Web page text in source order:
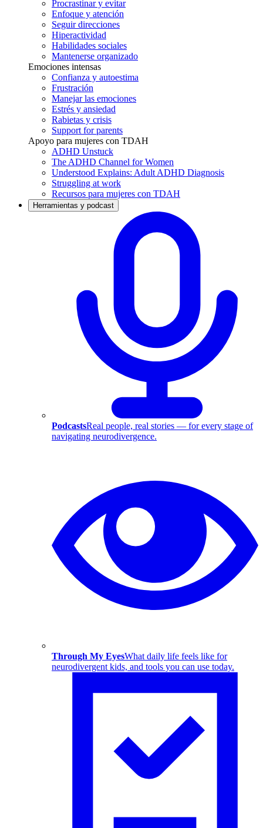
Procrastinar y evitar
Enfoque y atención
Seguir direcciones
Hiperactividad
Habilidades sociales
Mantenerse organizado
Emociones intensas
Confianza y autoestima
Frustración
Manejar las emociones
Estrés y ansiedad
Rabietas y crisis
Support for parents
Apoyo para mujeres con TDAH
ADHD Unstuck
The ADHD Channel for Women
Understood Explains: Adult ADHD Diagnosis
Struggling at work
Recursos para mujeres con TDAH
Herramientas y podcast
PodcastsReal people, real stories — for every stage of
navigating neurodivergence.
Through My EyesWhat daily life feels like for
neurodivergent kids, and tools you can use today.